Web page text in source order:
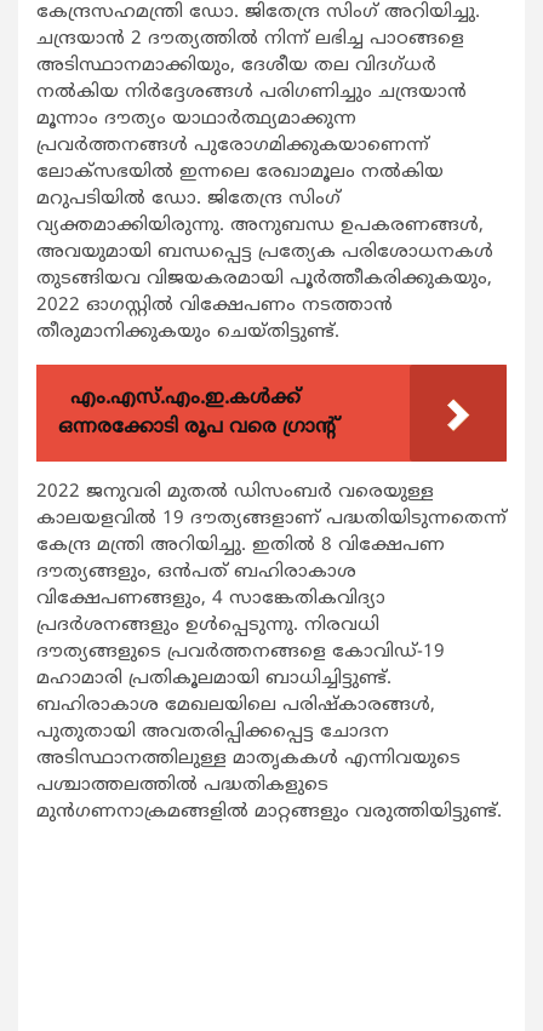
കേന്ദ്രസഹമന്ത്രി ഡോ. ജിതേന്ദ്ര സിംഗ് അറിയിച്ചു.
ചന്ദ്രയാൻ 2 ദൗത്യത്തിൽ നിന്ന് ലഭിച്ച പാഠങ്ങളെ
അടിസ്ഥാനമാക്കിയും, ദേശീയ തല വിദഗ്ധർ
നൽകിയ നിർദ്ദേശങ്ങൾ പരിഗണിച്ചും ചന്ദ്രയാൻ
മൂന്നാം ദൗത്യം യാഥാർത്ഥ്യമാക്കുന്ന
പ്രവർത്തനങ്ങൾ പുരോഗമിക്കുകയാണെന്ന്
ലോക്സഭയിൽ ഇന്നലെ രേഖാമൂലം നൽകിയ
മറുപടിയിൽ ഡോ. ജിതേന്ദ്ര സിംഗ്
വ്യക്തമാക്കിയിരുന്നു. അനുബന്ധ ഉപകരണങ്ങൾ,
അവയുമായി ബന്ധപ്പെട്ട പ്രത്യേക പരിശോധനകൾ
തുടങ്ങിയവ വിജയകരമായി പൂർത്തീകരിക്കുകയും,
2022 ഓഗസ്റ്റിൽ വിക്ഷേപണം നടത്താൻ
തീരുമാനിക്കുകയും ചെയ്തിട്ടുണ്ട്.
എം.എസ്.എം.ഇ.കൾക്ക്
ഒന്നരക്കോടി രൂപ വരെ ഗ്രാന്റ്
2022 ജനുവരി മുതൽ ഡിസംബർ വരെയുള്ള
കാലയളവിൽ 19 ദൗത്യങ്ങളാണ് പദ്ധതിയിടുന്നതെന്ന്
കേന്ദ്ര മന്ത്രി അറിയിച്ചു. ഇതിൽ 8 വിക്ഷേപണ
ദൗത്യങ്ങളും, ഒൻപത് ബഹിരാകാശ
വിക്ഷേപണങ്ങളും, 4 സാങ്കേതികവിദ്യാ
പ്രദർശനങ്ങളും ഉൾപ്പെടുന്നു. നിരവധി
ദൗത്യങ്ങളുടെ പ്രവർത്തനങ്ങളെ കോവിഡ്-19
മഹാമാരി പ്രതികൂലമായി ബാധിച്ചിട്ടുണ്ട്.
ബഹിരാകാശ മേഖലയിലെ പരിഷ്കാരങ്ങൾ,
പുതുതായി അവതരിപ്പിക്കപ്പെട്ട ചോദന
അടിസ്ഥാനത്തിലുള്ള മാതൃകകൾ എന്നിവയുടെ
പശ്ചാത്തലത്തിൽ പദ്ധതികളുടെ
മുൻഗണനാക്രമങ്ങളിൽ മാറ്റങ്ങളും വരുത്തിയിട്ടുണ്ട്.